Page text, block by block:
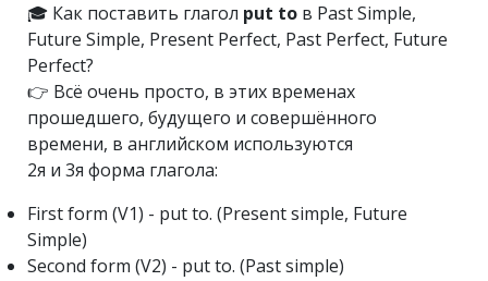
🎓 Как поставить глагол put to в Past Simple,
Future Simple, Present Perfect, Past Perfect, Future
Perfect?
👉 Всё очень просто, в этих временах
прошедшего, будущего и совершённого
времени, в английском используются
2я и 3я форма глагола:
First form (V1) - put to. (Present simple, Future
Simple)
Second form (V2) - put to. (Past simple)